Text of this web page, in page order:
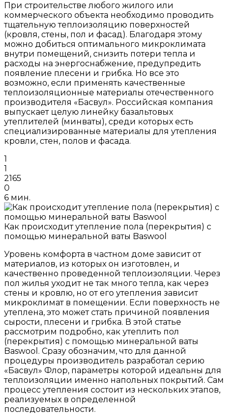
При строительстве любого жилого или
коммерческого объекта необходимо проводить
тщательную теплоизоляцию поверхностей
(кровля, стены, пол и фасад). Благодаря этому
можно добиться оптимального микроклимата
внутри помещений, снизить потери тепла и
расходы на энергоснабжение, предупредить
появление плесени и грибка. Но все это
возможно, если применять качественные
теплоизоляционные материалы отечественного
производителя «Басвул». Российская компания
выпускает целую линейку базальтовых
утеплителей (минваты), среди которых есть
специализированные материалы для утепления
кровли, стен, полов и фасада.
1
1
2165
0
6 мин.
Как происходит утепление пола (перекрытия) с
помощью минеральной ваты Baswool
Уровень комфорта в частном доме зависит от
материалов, из которых он изготовлен, и
качественно проведенной теплоизоляции. Через
пол жилья уходит не так много тепла, как через
стены и кровлю, но от его утепления зависит
микроклимат в помещении. Если поверхность не
утеплена, это может стать причиной появления
сырости, плесени и грибка. В этой статье
рассмотрим подробно, как утеплить пол
(перекрытия) с помощью минеральной ваты
Baswool. Сразу обозначим, что для данной
процедуры производитель разработал серию
«Басвул» Флор, параметры которой идеальны для
теплоизоляции именно напольных покрытий. Сам
процесс утепления состоит из нескольких этапов,
реализуемых в определенной
последовательности.